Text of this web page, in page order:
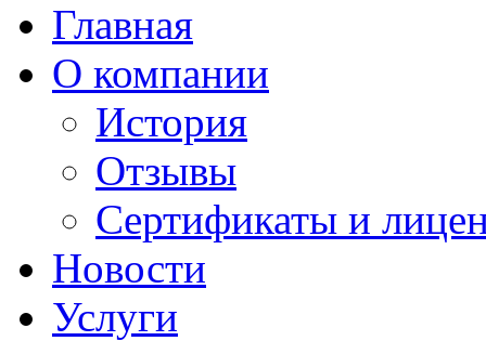
Главная
О компании
История
Отзывы
Сертификаты и
Новости
Услуги